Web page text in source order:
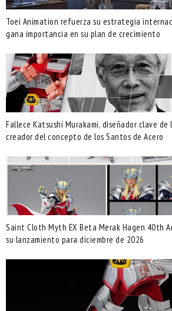
Toei Animation refuerza su estrategia
gana importancia en su plan de crecimiento
Fallece Katsushi Murakami, diseñador clave
creador del concepto de los Santos de Acero
Saint Cloth Myth EX Beta Merak Hagen 40th
su lanzamiento para diciembre de 2026